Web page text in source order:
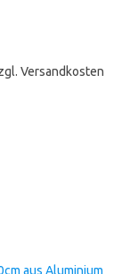
Versandkosten
aus Aluminium